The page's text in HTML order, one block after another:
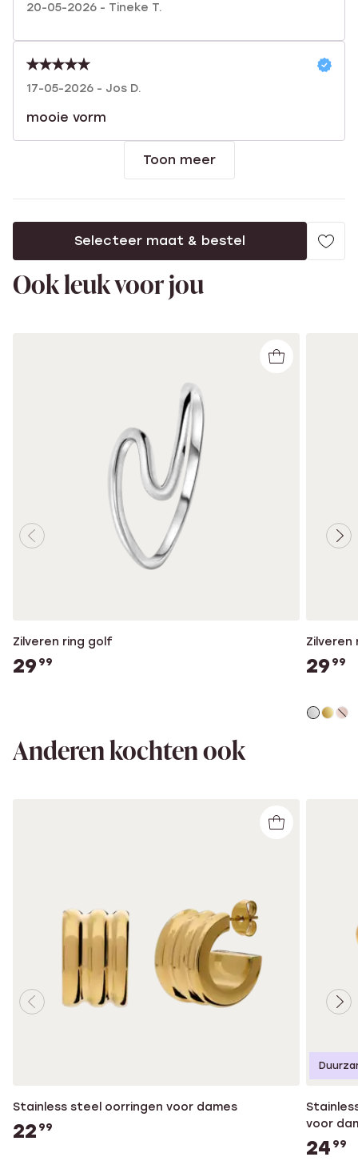
20-05-2026 - Tineke T.
17-05-2026 - Jos D.
mooie vorm
Toon meer
Selecteer maat & bestel
Ook leuk voor jou
Zilveren ring golf
29 99 29 99
Anderen kochten ook
Stainless steel oorringen voor dames
22 99
voor
24 99